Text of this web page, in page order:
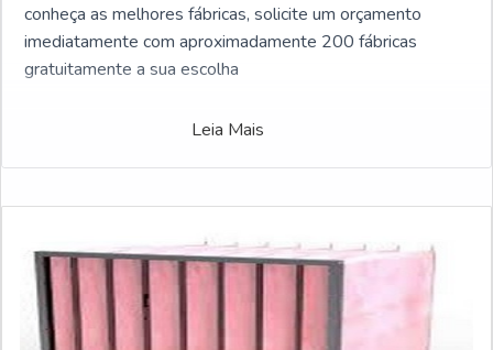
conheça as melhores fábricas, solicite um orçamento
imediatamente com aproximadamente 200 fábricas
gratuitamente a sua escolha
Leia Mais